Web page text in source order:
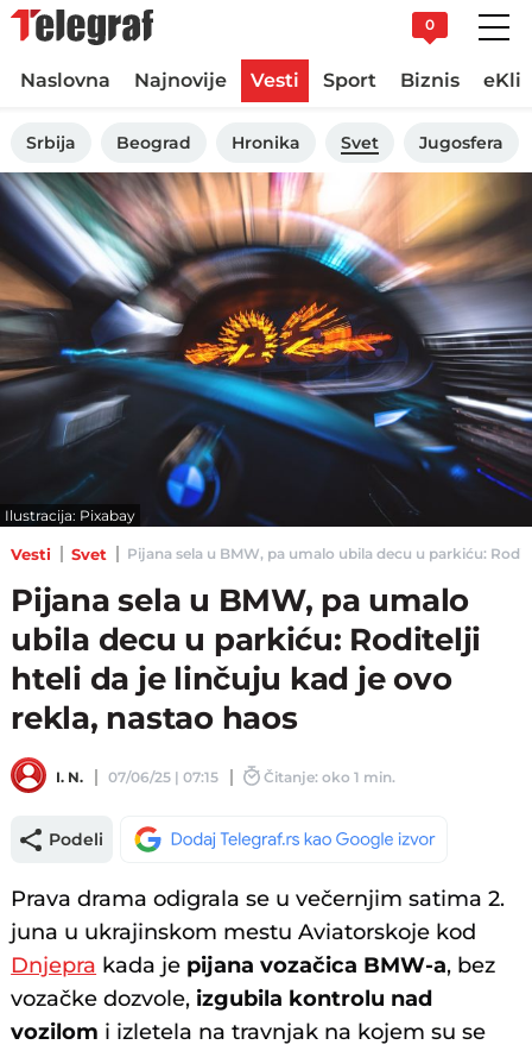
0
Naslovna Najnovije Vesti Sport Biznis
Srbija Beograd Hronika Svet Jugosfera
Ilustracija: Pixabay
Vesti Svet Pijana sela u BMW, pa umalo ubila decu u parkiću:
Pijana sela u BMW, pa umalo
ubila decu u parkiću: Roditelji
hteli da je linčuju kad je ovo
rekla, nastao haos
I. N. 07/06/25 | 07:15 Čitanje: oko 1 min.
Podeli
Prava drama odigrala se u večernjim satima 2.
juna u ukrajinskom mestu Aviatorskoje kod
Dnjepra kada je pijana vozačica BMW-a, bez
vozačke dozvole, izgubila kontrolu nad
vozilom i izletela na travnjak na kojem su se